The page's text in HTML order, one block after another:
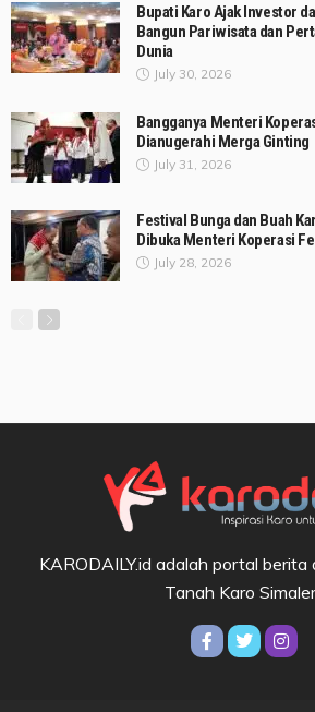
Bupati Karo Ajak Investor
Bangun Pariwisata dan
Dunia
July 30, 2026
Bangganya Menteri
Dianugerahi Merga Ginting
July 31, 2026
Festival Bunga dan Buah
Dibuka Menteri Koperasi
July 28, 2026
KARODAILY.id adalah portal berita
Tanah Karo